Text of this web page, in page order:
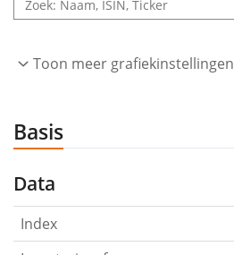
Toon meer grafiekinstellingen
Basis
Data
Index